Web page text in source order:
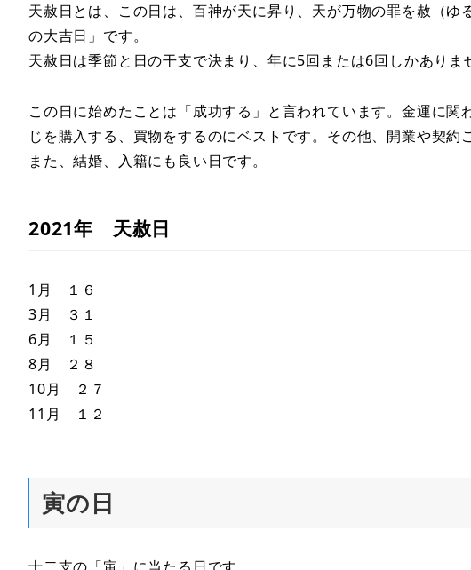
天赦日とは、この日は、百神が天に昇り、天が万物の罪を赦（
の大吉日」です。
天赦日は季節と日の干支で決まり、年に5回または6回しかありま
この日に始めたことは「成功する」と言われています。金運に
じを購入する、買物をするのにベストです。その他、開業や契約
また、結婚、入籍にも良い日です。
2021年 天赦日
1月 １６
3月 ３１
6月 １５
8月 ２８
10月 ２７
11月 １２
寅の日